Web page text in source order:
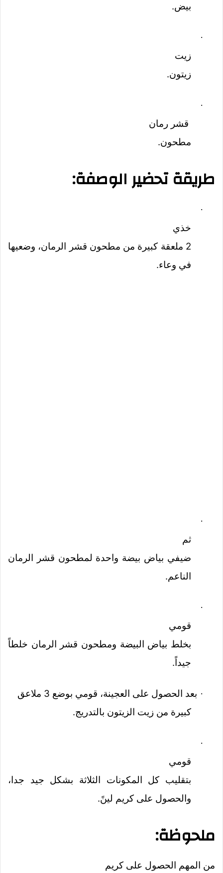
بيض.
·
زيت
زيتون.
·
قشر رمان
مطحون.
طريقة تحضير الوصفة:
·
خذي
2 ملعقة كبيرة من مطحون قشر الرمان، وضعيها
في وعاء.
·
ثم
ضيفي بياض بيضة واحدة لمطحون قشر الرمان
الناعم.
·
قومي
بخلط بياض البيضة ومطحون قشر الرمان خلطاً
جيداً.
· بعد الحصول على العجينة، قومي بوضع 3 ملاعق
كبيرة من زيت الزيتون بالتدريج.
·
قومي
بتقليب كل المكونات الثلاثة بشكل جيد جدا،
والحصول على كريم لينً.
ملحوظة:
من المهم الحصول على كريم